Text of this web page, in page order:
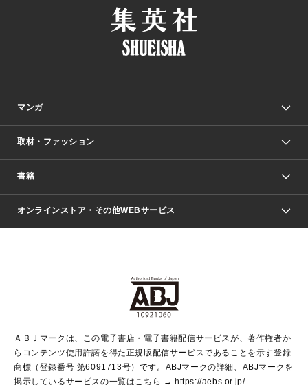
マンガ
少年マンガ
Vジャンプ
ジャンプルーキー！
ジャンプTOON
週刊ヤングジャンプ
ウルトラジャンプ
リマコミ＋
マンガMeets
月刊オフィスユー
取材・ファッション
Seventeen
LEE
Marisol
芸能・情報・スポーツ
パラスポ＋！
書籍
文芸・文庫・総合
青春と読書
アジア人物史
集英社新書
集英社新書プラス
ライトノベル・ノベライズ
集英社Webマガジン Cobalt
集英社オレンジ文庫
シフォン文庫
集英社みらい文庫
S-KIDS.LAND
オンラインストア・その他WEBサービス
SHUEISHA MANGA-ART HERITAGE
HAPPY PLUS STORE
EDITOR'S LAB
ＡＢＪマークは、この電子書店・電子書籍配信サービスが、著作権者か
らコンテンツ使用許諾を得た正規版配信サービスであることを示す登録
商標（登録番号 第6091713号）です。ABJマークの詳細、ABJマークを
掲示しているサービスの一覧はこちら → https://aebs.or.jp/